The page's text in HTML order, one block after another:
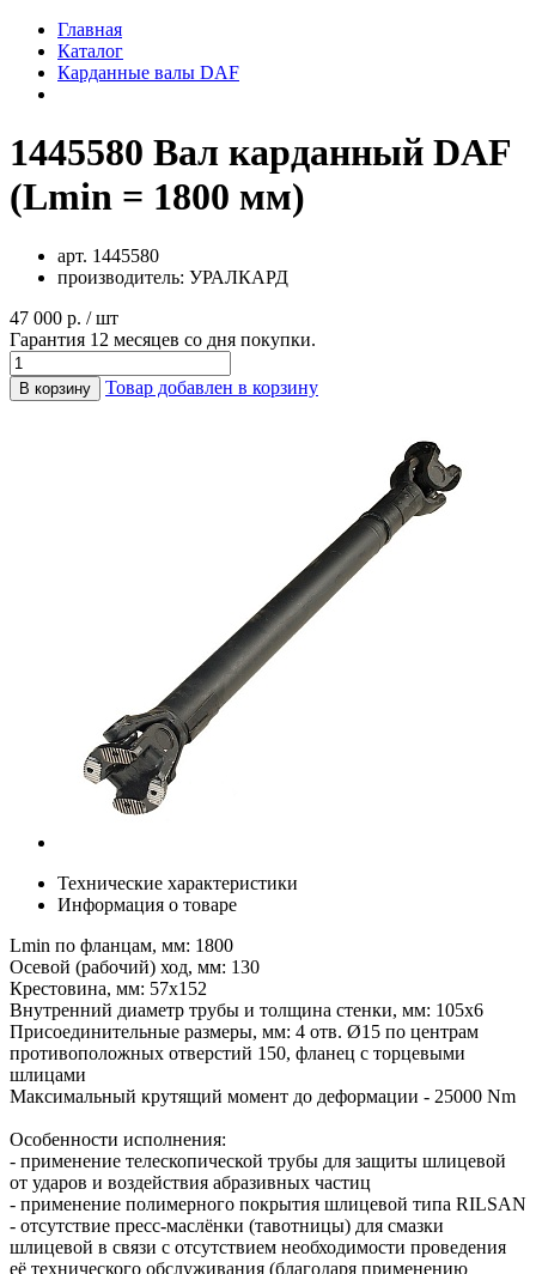
Главная
Каталог
Карданные валы DAF
1445580 Вал карданный DAF
(Lmin = 1800 мм)
арт. 1445580
производитель: УРАЛКАРД
47 000 р. / шт
Гарантия 12 месяцев со дня покупки.
В корзину Товар добавлен в корзину
Технические характеристики
Информация о товаре
Lmin по фланцам, мм: 1800
Осевой (рабочий) ход, мм: 130
Крестовина, мм: 57х152
Внутренний диаметр трубы и толщина стенки, мм: 105х6
Присоединительные размеры, мм: 4 отв. Ø15 по центрам
противоположных отверстий 150, фланец с торцевыми
шлицами
Максимальный крутящий момент до деформации - 25000 Nm
Особенности исполнения:
- применение телескопической трубы для защиты шлицевой
от ударов и воздействия абразивных частиц
- применение полимерного покрытия шлицевой типа RILSAN
- отсутствие пресс-маслёнки (тавотницы) для смазки
шлицевой в связи с отсутствием необходимости проведения
её технического обслуживания (благодаря применению